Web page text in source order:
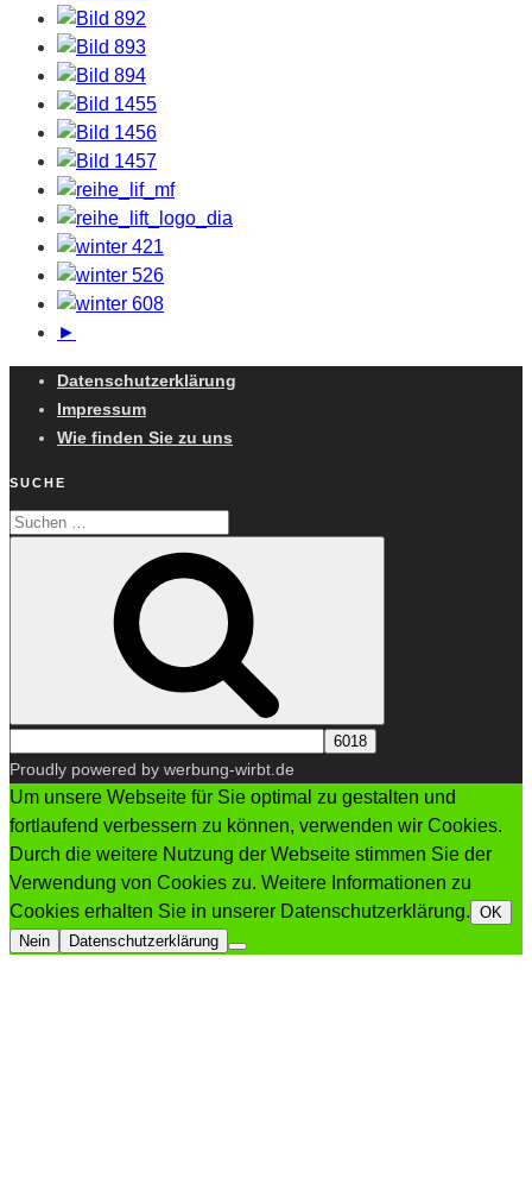
►
Datenschutzerklärung
Impressum
Wie finden Sie zu uns
SUCHE
Suchen
Proudly powered by werbung-wirbt.de
Um unsere Webseite für Sie optimal zu gestalten und
fortlaufend verbessern zu können, verwenden wir Cookies.
Durch die weitere Nutzung der Webseite stimmen Sie der
Verwendung von Cookies zu. Weitere Informationen zu
Cookies erhalten Sie in unserer Datenschutzerklärung. OK
Nein
Datenschutzerklärung